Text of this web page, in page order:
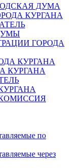
ДУМА
КУРГАНА
ГОРОДА
КУРГАНА
КУРГАНА
по
через